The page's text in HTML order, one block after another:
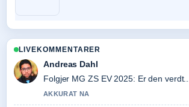
LIVEKOMMENTARER
Andreas Dahl
Folgjer MG ZS EV 2025: Er den
AKKURAT NA